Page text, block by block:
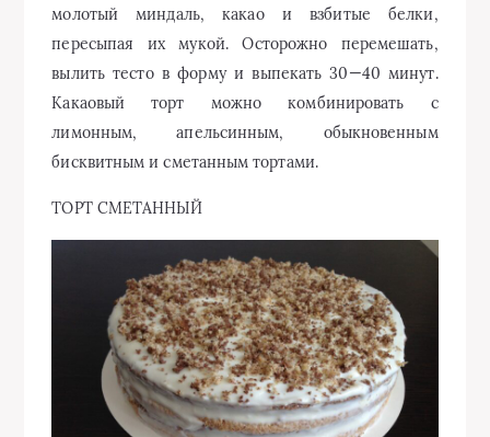
молотый миндаль, какао и взбитые белки,
пересыпая их мукой. Осторожно перемешать,
вылить тесто в форму и выпекать 30—40 минут.
Какаовый торт можно комбинировать с
лимонным, апельсинным, обыкновенным
бисквитным и сметанным тортами.
ТОРТ СМЕТАННЫЙ